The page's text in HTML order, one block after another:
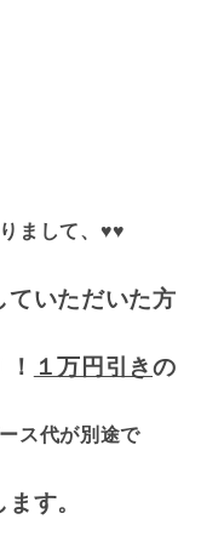
まして、♥♥
ていただいた方
１万円引きの
ス代が別途で
す。